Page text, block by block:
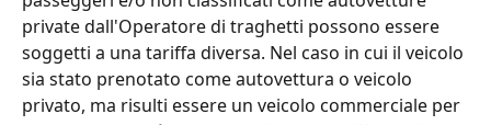
private dall'Operatore di traghetti possono essere
soggetti a una tariffa diversa. Nel caso in cui il veicolo
sia stato prenotato come autovettura o veicolo
privato, ma risulti essere un veicolo commerciale per